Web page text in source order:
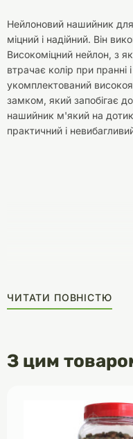
Нейлоновий нашийник
міцний і надійний. Він
Високоміцний нейлон, з
втрачає колір при пранні
укомплектований
замком, який запобігає
нашийник м'який на
практичний і
ЧИТАТИ ПОВНІСТЮ
З цим